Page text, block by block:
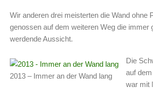
Wir anderen drei meisterten die Wand ohne
genossen auf dem weiteren Weg die immer
werdende Aussicht.
2013 – Immer an der Wand lang
Die
auf
war mit